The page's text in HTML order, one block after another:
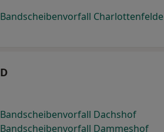
Bandscheibenvorfall Charlottenfelde
D
Bandscheibenvorfall Dachshof
Bandscheibenvorfall Dammeshof